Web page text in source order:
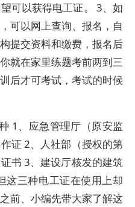
可以获得电工证。 3、如
可以网上查询、报名，自
提交资料和缴费，报名后
就在家里练题考前两到三
后才可考试，考试的时候
1、应急管理厅（原安监
证 2、人社部（授权的第
书 3、建设厅核发的建筑
这三种电工证在使用上却
前、小编先带大家了解这